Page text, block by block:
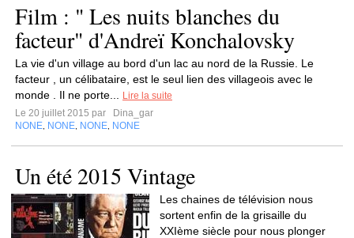
Film : " Les nuits blanches du
facteur" d'Andreï Konchalovsky
La vie d'un village au bord d'un lac au nord de la Russie. Le
facteur , un célibataire, est le seul lien des villageois avec le
monde . Il ne porte...
Lire la suite
Le 20 juillet 2015 par
Dina_gar
NONE NONE NONE NONE
Un été 2015 Vintage
Les chaines de télévision nous
sortent enfin de la grisaille du
XXIème siècle pour nous plonger